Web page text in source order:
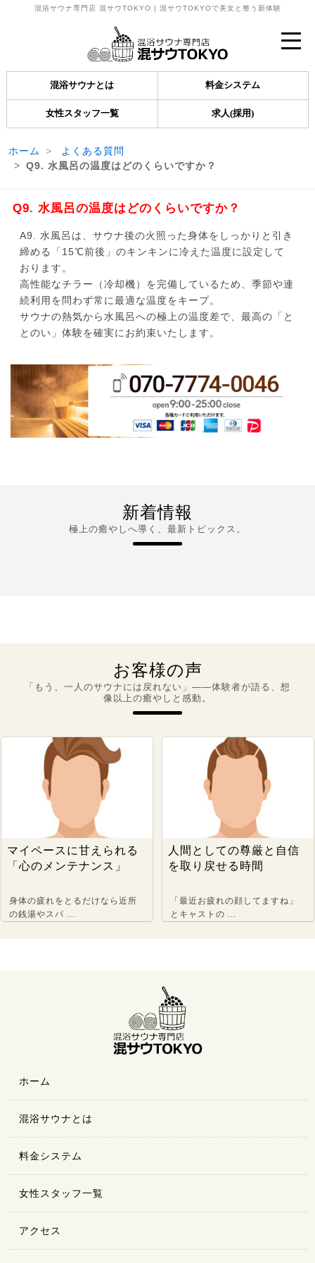
混浴サウナ専門店 混サウTOKYO | 混サウTOKYOで美女と整う新体験
混浴サウナとは 料金システム
女性スタッフ一覧 求人(採用)
ホーム
よくある質問
Q9. 水風呂の温度はどのくらいですか？
Q9. 水風呂の温度はどのくらいですか？
A9. 水風呂は、サウナ後の火照った身体をしっかりと引き
締める「15℃前後」のキンキンに冷えた温度に設定して
おります。
高性能なチラー（冷却機）を完備しているため、季節や連
続利用を問わず常に最適な温度をキープ。
サウナの熱気から水風呂への極上の温度差で、最高の「と
とのい」体験を確実にお約束いたします。
新着情報
極上の癒やしへ導く、最新トピックス。
お客様の声
「もう、一人のサウナには戻れない」――体験者が語る、想
像以上の癒やしと感動。
マイペースに甘えられる
「心のメンテナンス」
身体の疲れをとるだけなら近所
の銭湯やスパ ...
人間としての尊厳と自信
を取り戻せる時間
「最近お疲れの顔してますね」
とキャストの ...
ホーム
混浴サウナとは
料金システム
女性スタッフ一覧
アクセス